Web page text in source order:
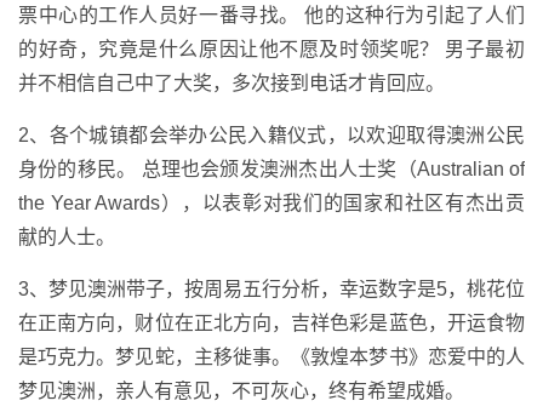
票中心的工作人员好一番寻找。 他的这种行为引起了人们
的好奇，究竟是什么原因让他不愿及时领奖呢？ 男子最初
并不相信自己中了大奖，多次接到电话才肯回应。
2、各个城镇都会举办公民入籍仪式，以欢迎取得澳洲公民
身份的移民。 总理也会颁发澳洲杰出人士奖（Australian of
the Year Awards），以表彰对我们的国家和社区有杰出贡
献的人士。
3、梦见澳洲带子，按周易五行分析，幸运数字是5，桃花位
在正南方向，财位在正北方向，吉祥色彩是蓝色，开运食物
是巧克力。梦见蛇，主移徙事。《敦煌本梦书》恋爱中的人
梦见澳洲，亲人有意见，不可灰心，终有希望成婚。